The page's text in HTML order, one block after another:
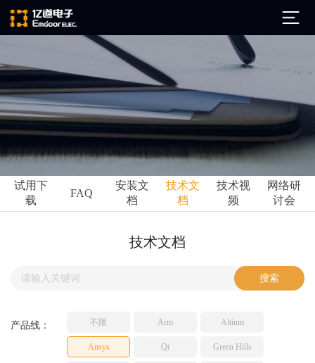
公司简介
发展历程
企业文化
ARM
Ansys
Perforce
TESSY
亿道动态
市场活动
技术文档
网络研讨会
试用下
载
FAQ
安装文
档
技术文
档
技术视
频
网络研
讨会
技术文档
产品线： 不限 Arm Altium
Ansys Qt Green Hills